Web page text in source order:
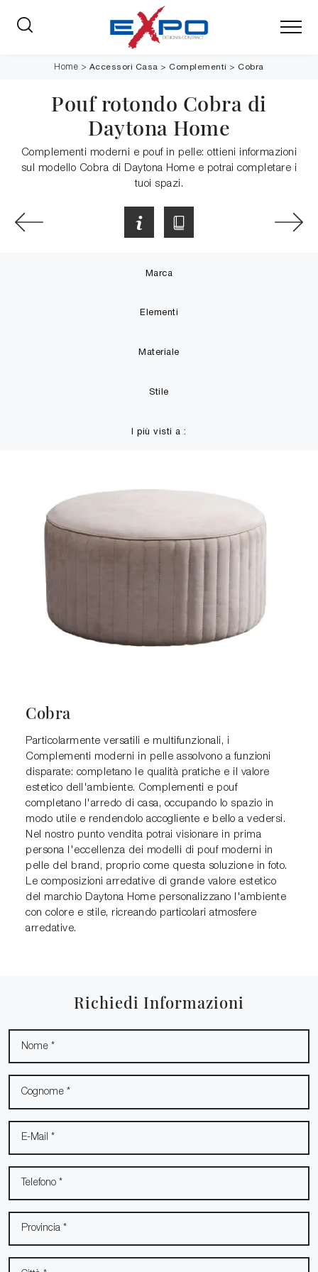
Home > Accessori Casa > Complementi > Cobra
Pouf rotondo Cobra di
Daytona Home
Complementi moderni e pouf in pelle: ottieni informazioni
sul modello Cobra di Daytona Home e potrai completare i
tuoi spazi.
Marca
Elementi
Materiale
Stile
I più visti a :
Cobra
Particolarmente versatili e multifunzionali, i
Complementi moderni in pelle assolvono a funzioni
disparate: completano le qualità pratiche e il valore
estetico dell'ambiente. Complementi e pouf
completano l'arredo di casa, occupando lo spazio in
modo utile e rendendolo accogliente e bello a vedersi.
Nel nostro punto vendita potrai visionare in prima
persona l'eccellenza dei modelli di pouf moderni in
pelle del brand, proprio come questa soluzione in foto.
Le composizioni arredative di grande valore estetico
del marchio Daytona Home personalizzano l'ambiente
con colore e stile, ricreando particolari atmosfere
arredative.
Richiedi Informazioni